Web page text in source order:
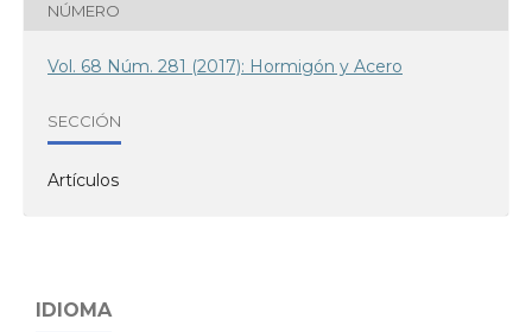
NÚMERO
Vol. 68 Núm. 281 (2017): Hormigón y Acero
SECCIÓN
Artículos
IDIOMA